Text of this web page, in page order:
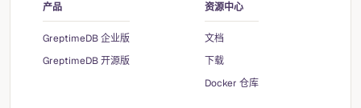
产品
GreptimeDB 企业版
GreptimeDB 开源版
资源中心
文档
下载
Docker 仓库